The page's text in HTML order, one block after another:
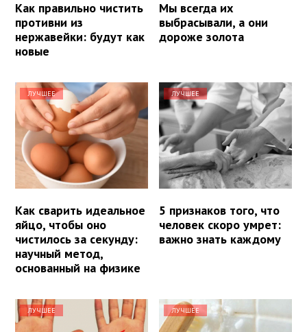
Как правильно чистить
противни из
нержавейки: будут как
новые
Мы всегда их
выбрасывали, а они
дороже золота
ЛУЧШЕЕ
Как сварить идеальное
яйцо, чтобы оно
чистилось за секунду:
научный метод,
основанный на физике
ЛУЧШЕЕ
5 признаков того, что
человек скоро умрет:
важно знать каждому
ЛУЧШЕЕ ЛУЧШЕЕ